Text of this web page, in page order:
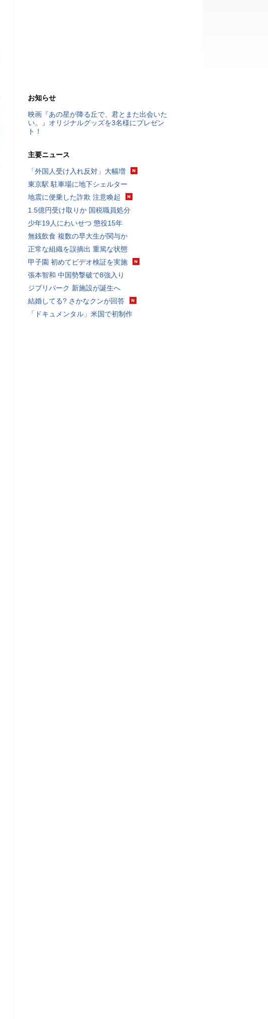
お知らせ
映画『あの星が降る丘で、君とまた出会いた
い。』オリジナルグッズを3名様にプレゼン
ト！
主要ニュース
「外国人受け入れ反対」大幅増
東京駅 駐車場に地下シェルター
地震に便乗した詐欺 注意喚起
1.5億円受け取りか 国税職員処分
少年19人にわいせつ 懲役15年
無銭飲食 複数の早大生が関与か
正常な組織を誤摘出 重篤な状態
甲子園 初めてビデオ検証を実施
張本智和 中国勢撃破で8強入り
ジブリパーク 新施設が誕生へ
結婚してる? さかなクンが回答
「ドキュメンタル」米国で初制作